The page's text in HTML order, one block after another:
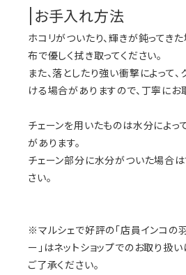
|お手入れ方法
ホコリがついたり、輝きが鈍ってき
布で優しく拭き取ってください。
また、落としたり強い衝撃によって
ける場合がありますので、丁寧にお
チェーンを用いたものは水分によっ
があります。
チェーン部分に水分がついた場合は
さい。
※マルシェで好評の「店員インコの
ー」はネットショップでのお取り扱
ご了承ください。